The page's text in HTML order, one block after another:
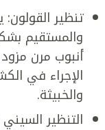
تنظير
والمستقيم
أنبوب مرن
الإجراء في
والخبيثة.
التنظير